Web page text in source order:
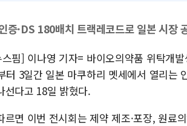
증·DS 180배치 트랙레코드로 일본 시장
핌] 이나영 기자= 바이오의약품 위탁개
터 3일간 일본 마쿠하리 멧세에서 열리는
선다고 18일 밝혔다.
르면 이번 전시회는 제약 제조·포장, 원료